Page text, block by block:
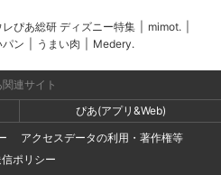
レぴあ総研 ディズニー特集 mimot.
パン うまい肉 Medery.
関連サイト
ぴあ(アプリ&Web)
アクセスデータの利用・著作権等
ポリシー